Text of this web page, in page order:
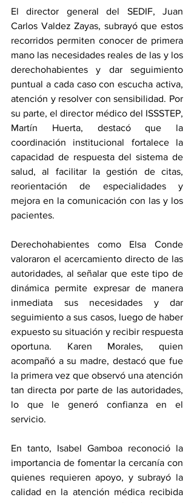
El director general del SEDIF, Juan
Carlos Valdez Zayas, subrayó que estos
recorridos permiten conocer de primera
mano las necesidades reales de las y los
derechohabientes y dar seguimiento
puntual a cada caso con escucha activa,
atención y resolver con sensibilidad. Por
su parte, el director médico del ISSSTEP,
Martín Huerta, destacó que la
coordinación institucional fortalece la
capacidad de respuesta del sistema de
salud, al facilitar la gestión de citas,
reorientación de especialidades y
mejora en la comunicación con las y los
pacientes.
Derechohabientes como Elsa Conde
valoraron el acercamiento directo de las
autoridades, al señalar que este tipo de
dinámica permite expresar de manera
inmediata sus necesidades y dar
seguimiento a sus casos, luego de haber
expuesto su situación y recibir respuesta
oportuna. Karen Morales, quien
acompañó a su madre, destacó que fue
la primera vez que observó una atención
tan directa por parte de las autoridades,
lo que le generó confianza en el
servicio.
En tanto, Isabel Gamboa reconoció la
importancia de fomentar la cercanía con
quienes requieren apoyo, y subrayó la
calidad en la atención médica recibida